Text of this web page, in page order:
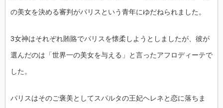
の美女を決める審判がパリスという青年にゆだねられました。
3女神はそれぞれ賄賂でパリスを懐柔しようとしましたが、彼が
選んだのは「世界一の美女を与える」と言ったアフロディーテで
した。
パリスはそのご褒美としてスパルタの王妃ヘレネと恋に落ちま